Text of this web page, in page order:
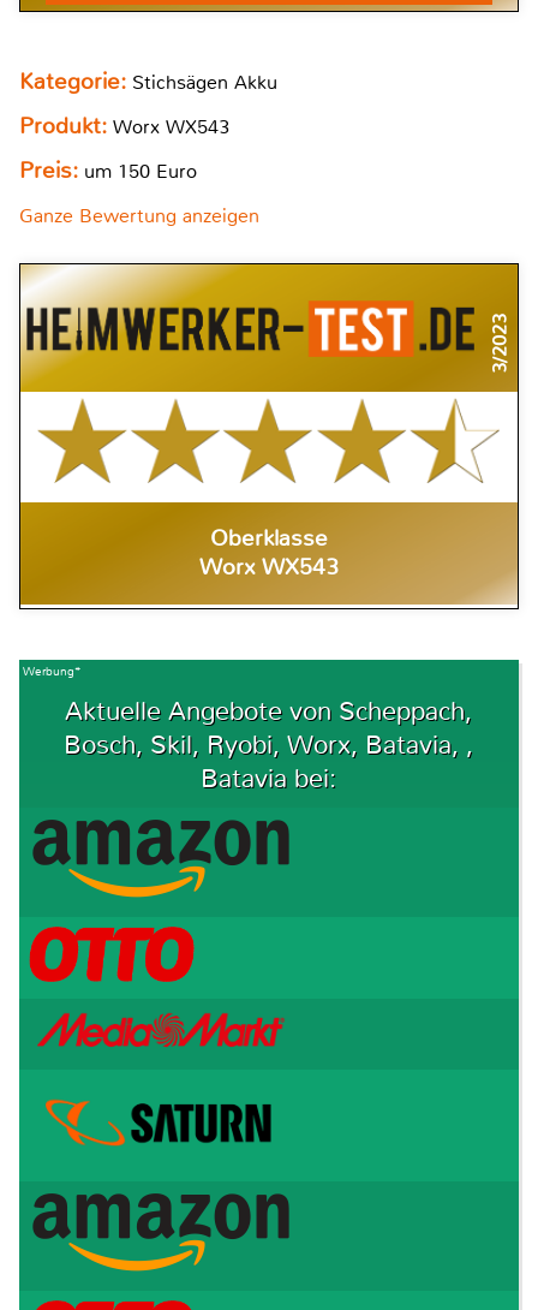
Kategorie: Stichsägen Akku
Produkt: Worx WX543
Preis: um 150 Euro
Ganze Bewertung anzeigen
3/2023
Oberklasse
Worx WX543
Werbung*
Aktuelle Angebote von Scheppach,
Bosch, Skil, Ryobi, Worx, Batavia, ,
Batavia bei: